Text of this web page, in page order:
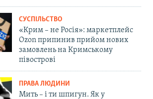
СУСПІЛЬСТВО
«Крим – не Росія»: маркетплейс
Ozon припинив прийом нових
замовлень на Кримському
півострові
ПРАВА ЛЮДИНИ
Мить – і ти шпигун. Як у